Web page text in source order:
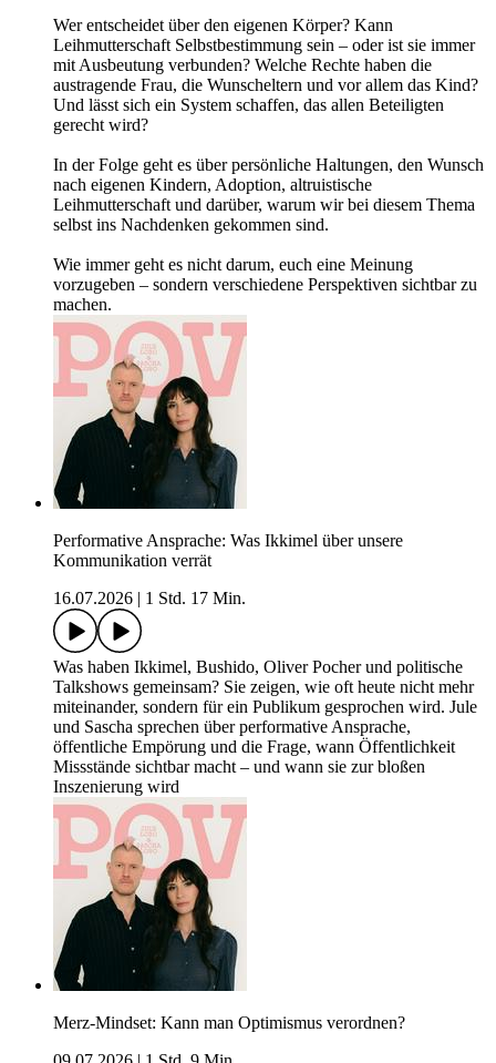
Wer entscheidet über den eigenen Körper? Kann
Leihmutterschaft Selbstbestimmung sein – oder ist sie immer
mit Ausbeutung verbunden? Welche Rechte haben die
austragende Frau, die Wunscheltern und vor allem das Kind?
Und lässt sich ein System schaffen, das allen Beteiligten
gerecht wird?
In der Folge geht es über persönliche Haltungen, den Wunsch
nach eigenen Kindern, Adoption, altruistische
Leihmutterschaft und darüber, warum wir bei diesem Thema
selbst ins Nachdenken gekommen sind.
Wie immer geht es nicht darum, euch eine Meinung
vorzugeben – sondern verschiedene Perspektiven sichtbar zu
machen.
Performative Ansprache: Was Ikkimel über unsere
Kommunikation verrät
16.07.2026
1 Std. 17 Min.
Was haben Ikkimel, Bushido, Oliver Pocher und politische
Talkshows gemeinsam? Sie zeigen, wie oft heute nicht mehr
miteinander, sondern für ein Publikum gesprochen wird. Jule
und Sascha sprechen über performative Ansprache,
öffentliche Empörung und die Frage, wann Öffentlichkeit
Missstände sichtbar macht – und wann sie zur bloßen
Inszenierung wird
Merz-Mindset: Kann man Optimismus verordnen?